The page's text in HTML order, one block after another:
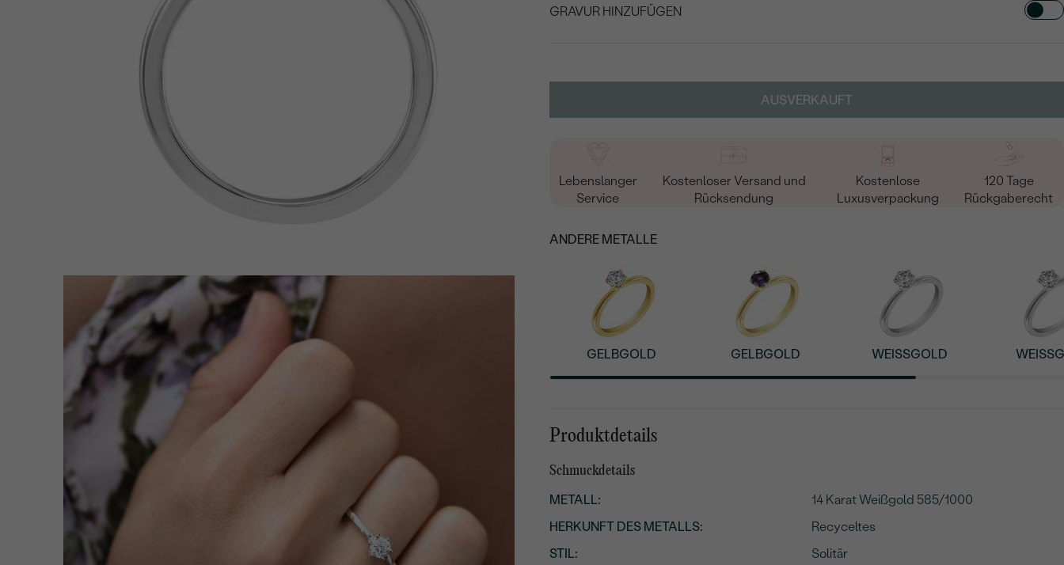
GRAVUR HINZUFÜGEN
Geben Sie Initialen/Text ein
AUSVERKAUFT
Lebenslanger
Service
Kostenloser Versand und
Rücksendung
Kostenlose
Luxusverpackung
120 Tage
Rückgaberecht
ANDERE METALLE
GELBGOLD GELBGOLD WEISSGOLD
Produktdetails
Schmuckdetails
METALL:
14 Karat Weißgold 585/1000
HERKUNFT DES METALLS:
Recyceltes
STIL:
Solitär